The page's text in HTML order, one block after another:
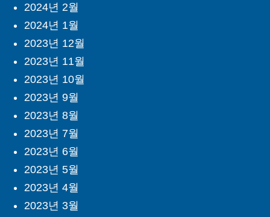
2024년 2월
2024년 1월
2023년 12월
2023년 11월
2023년 10월
2023년 9월
2023년 8월
2023년 7월
2023년 6월
2023년 5월
2023년 4월
2023년 3월